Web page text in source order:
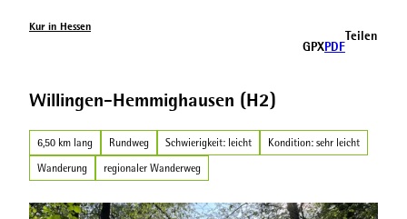
Kur in Hessen
GPXPDF
Teilen
Willingen-Hemmighausen (H2)
6,50 km lang Rundweg Schwierigkeit: leicht
Kondition: sehr leicht
Wanderung
regionaler Wanderweg